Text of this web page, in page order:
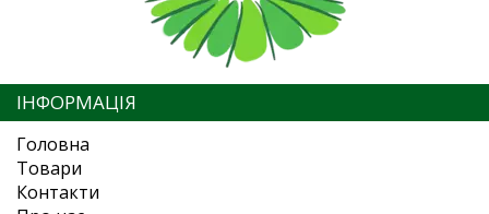
ІНФОРМАЦІЯ
Головна
Товари
Контакти